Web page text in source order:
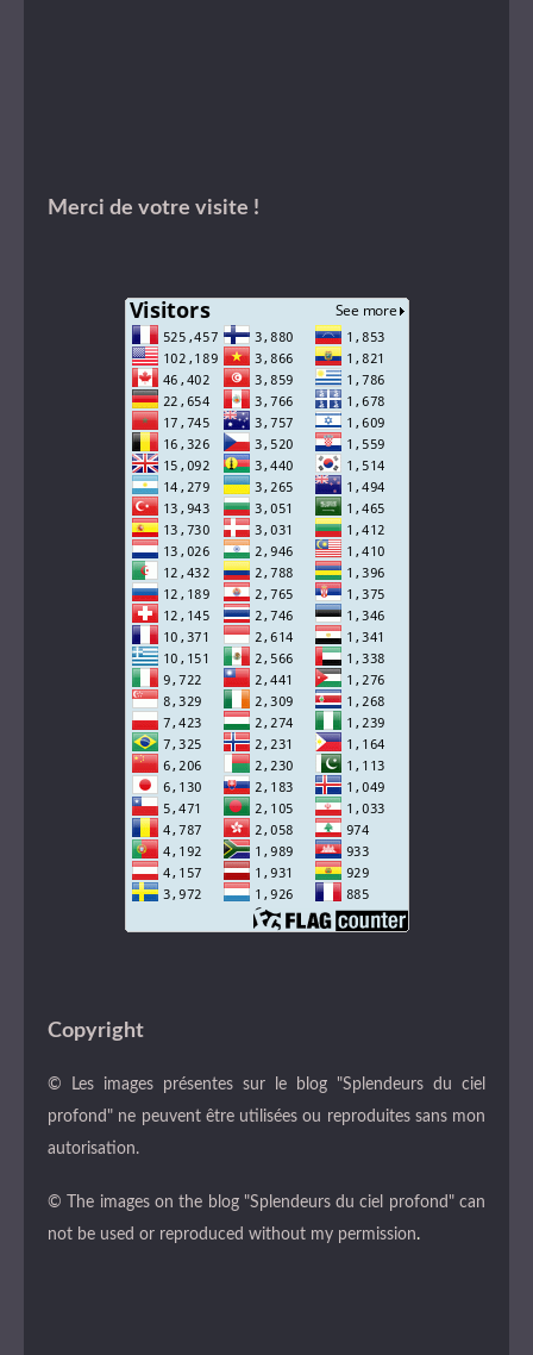
Merci de votre visite !
Copyright
© Les images présentes sur le blog "Splendeurs du ciel
profond" ne peuvent être utilisées ou reproduites sans mon
autorisation.
© The images on the blog "Splendeurs du ciel profond" can
not be used or reproduced without my permission.